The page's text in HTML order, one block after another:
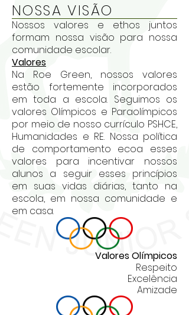
NOSSA VISÃO
Nossos valores e ethos juntos
formam nossa visão para nossa
comunidade escolar.
Valores
Na Roe Green, nossos valores
estão fortemente incorporados
em toda a escola. Seguimos os
valores Olímpicos e Paraolímpicos
por meio de nosso currículo PSHCE,
Humanidades e RE. Nossa política
de comportamento ecoa esses
valores para incentivar nossos
alunos a seguir esses princípios
em suas vidas diárias, tanto na
escola, em nossa comunidade e
em casa.
ValoresOlímpicos
Respeito
Excelência
Amizade